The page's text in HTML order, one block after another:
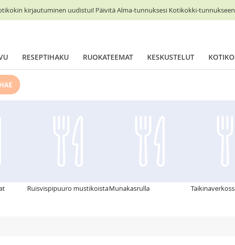
kirjautuminen uudistui! Päivitä Alma-tunnuksesi Kotikokki-
RESEPTIHAKU RUOKATEEMAT KESKUSTELUT
HAE
Ruisvispipuuro mustikoistaMunakasrulla